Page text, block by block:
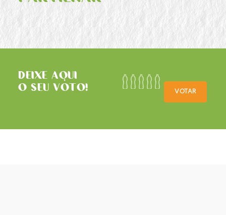
DEIXE AQUI
O SEU VOTO!
VOTAR